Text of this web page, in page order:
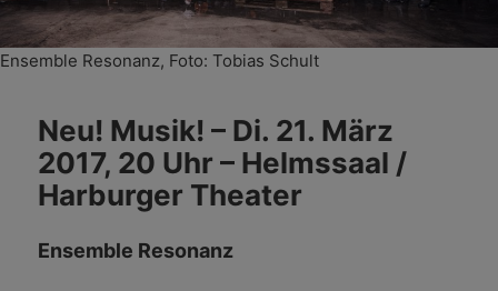
Ensemble Resonanz, Foto: Tobias Schult
Neu! Musik! – Di. 21. März
2017, 20 Uhr – Helmssaal /
Harburger Theater
Ensemble Resonanz